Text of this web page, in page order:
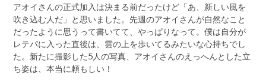
アオイさんの正式加入は決まる前だったけど「あ、新しい風を
吹き込む人だ」と思いました。先週のアオイさんが自然なこと
だったように思うって書いてて、やっぱりなって。僕は自分が
レテパに入った直後は、雲の上を歩いてるみたいな心持ちでし
た。新たに撮影した5人の写真、アオイさんのえっへんとした立
ち姿は、本当に頼もしい！